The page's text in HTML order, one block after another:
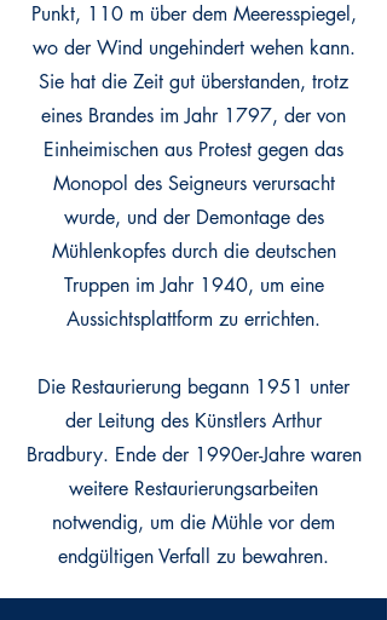
Punkt, 110 m über dem Meeresspiegel,
wo der Wind ungehindert wehen kann.
Sie hat die Zeit gut überstanden, trotz
eines Brandes im Jahr 1797, der von
Einheimischen aus Protest gegen das
Monopol des Seigneurs verursacht
wurde, und der Demontage des
Mühlenkopfes durch die deutschen
Truppen im Jahr 1940, um eine
Aussichtsplattform zu errichten.
Die Restaurierung begann 1951 unter
der Leitung des Künstlers Arthur
Bradbury. Ende der 1990er-Jahre waren
weitere Restaurierungsarbeiten
notwendig, um die Mühle vor dem
endgültigen Verfall zu bewahren.